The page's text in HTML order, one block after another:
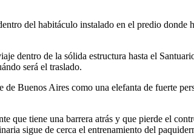
del habitáculo instalado en el predio donde
dentro de la sólida estructura hasta el
será el traslado.
Buenos Aires como una elefanta de fuerte
que tiene una barrera atrás y que pierde el
sigue de cerca el entrenamiento del